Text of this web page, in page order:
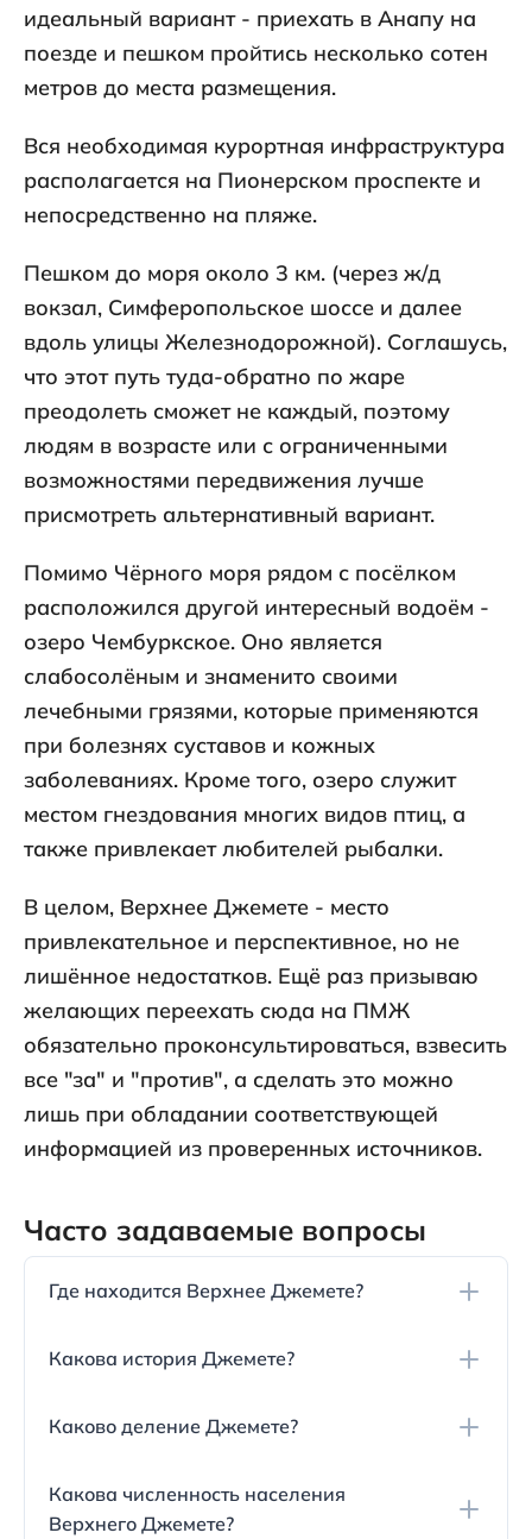
идеальный вариант - приехать в Анапу на
поезде и пешком пройтись несколько сотен
метров до места размещения.
Вся необходимая курортная инфраструктура
располагается на Пионерском проспекте и
непосредственно на пляже.
Пешком до моря около 3 км. (через ж/д
вокзал, Симферопольское шоссе и далее
вдоль улицы Железнодорожной). Соглашусь,
что этот путь туда-обратно по жаре
преодолеть сможет не каждый, поэтому
людям в возрасте или с ограниченными
возможностями передвижения лучше
присмотреть альтернативный вариант.
Помимо Чёрного моря рядом с посёлком
расположился другой интересный водоём -
озеро Чембуркское. Оно является
слабосолёным и знаменито своими
лечебными грязями, которые применяются
при болезнях суставов и кожных
заболеваниях. Кроме того, озеро служит
местом гнездования многих видов птиц, а
также привлекает любителей рыбалки.
В целом, Верхнее Джемете - место
привлекательное и перспективное, но не
лишённое недостатков. Ещё раз призываю
желающих переехать сюда на ПМЖ
обязательно проконсультироваться, взвесить
все "за" и "против", а сделать это можно
лишь при обладании соответствующей
информацией из проверенных источников.
Часто задаваемые вопросы
Где находится Верхнее Джемете?
Красный и Воскресенский, с тыльной стороны ж/
возвышенности, откуда открывается вид на море.
Какова история Джемете?
года, когда русские войска построили
Таманью. В 1887 году генерал Д.В. Пиленко
начал строительство дома и виноградников, что
Каково деление Джемете?
части - Верхнее и Нижнее Джемете. В 1979 году
между ними была построена ж/д станция, что
Какова численность населения
Верхнего Джемете?